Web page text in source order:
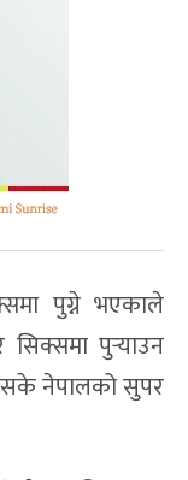
पुग्ने भएकाले
पुर्‍याउन
नेपालको सुपर